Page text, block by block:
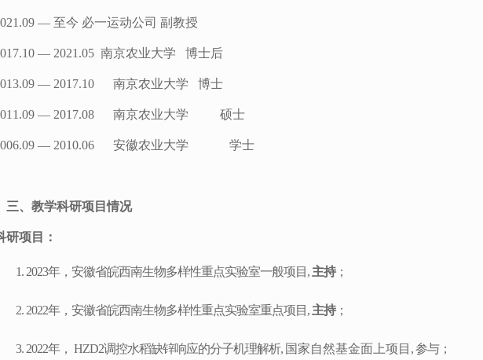
021 .09 — 至今 必一运动公司 副教授
— 2021.05 南京农业大学 博士后
3.09 — 201 7.10 南京农业大学 博士
— 201 7.08 南京农业大学 硕士
— 2010.06 安徽农业大学 学士
三、教学科研项目情况
研项目：
1. 2023年，安徽省皖西南生物多样性重点实验室一般项目 , 主持；
2. 2022年，安徽省皖西南生物多样性重点实验室重点项目 , 主持；
3. 2022年， HZD2调控水稻缺锌响应的分子机理解析, 国家自然基金面上项目 ,参与；